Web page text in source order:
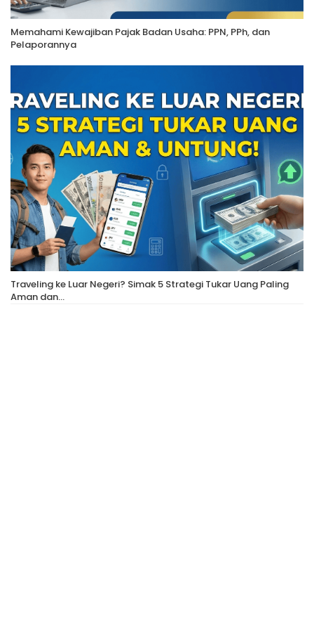
Memahami Kewajiban Pajak Badan Usaha: PPN, PPh, dan
Pelaporannya
Traveling ke Luar Negeri? Simak 5 Strategi Tukar Uang Paling
Aman dan…